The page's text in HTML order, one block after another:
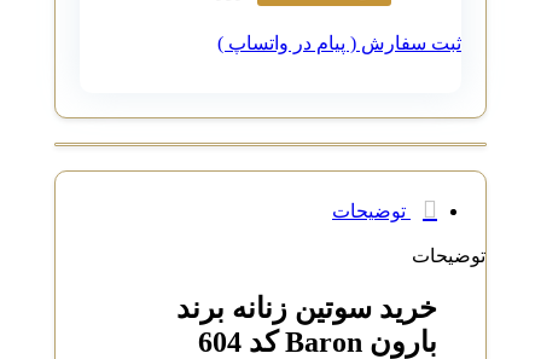
ثبت سفارش ( پیام در واتساپ )
توضیحات
توضیحات
خرید سوتین زنانه برند
بارون Baron کد 604